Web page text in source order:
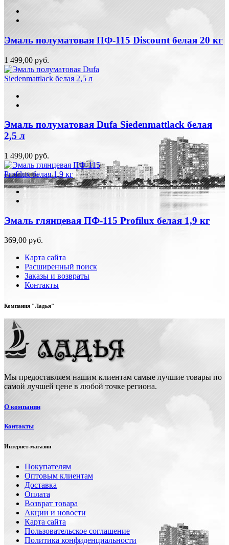
Эмаль полуматовая ПФ-115 Discount белая 20 кг
1 499,00 руб.
Эмаль полуматовая Dufa Siedenmattlack белая
2,5 л
1 499,00 руб.
Эмаль глянцевая ПФ-115 Profilux белая 1,9 кг
369,00 руб.
Карта сайта
Расширенный поиск
Заказы и возвраты
Контакты
Компания "Ладья"
Мы предоставляем нашим клиентам самые лучшие товары по
самой лучшей цене в любой точке региона.
О компании
Контакты
Интернет-магазин
Покупателям
Оптовым клиентам
Доставка
Оплата
Возврат товара
Акции и новости
Карта сайта
Пользовательское соглашение
Политика конфиденциальности